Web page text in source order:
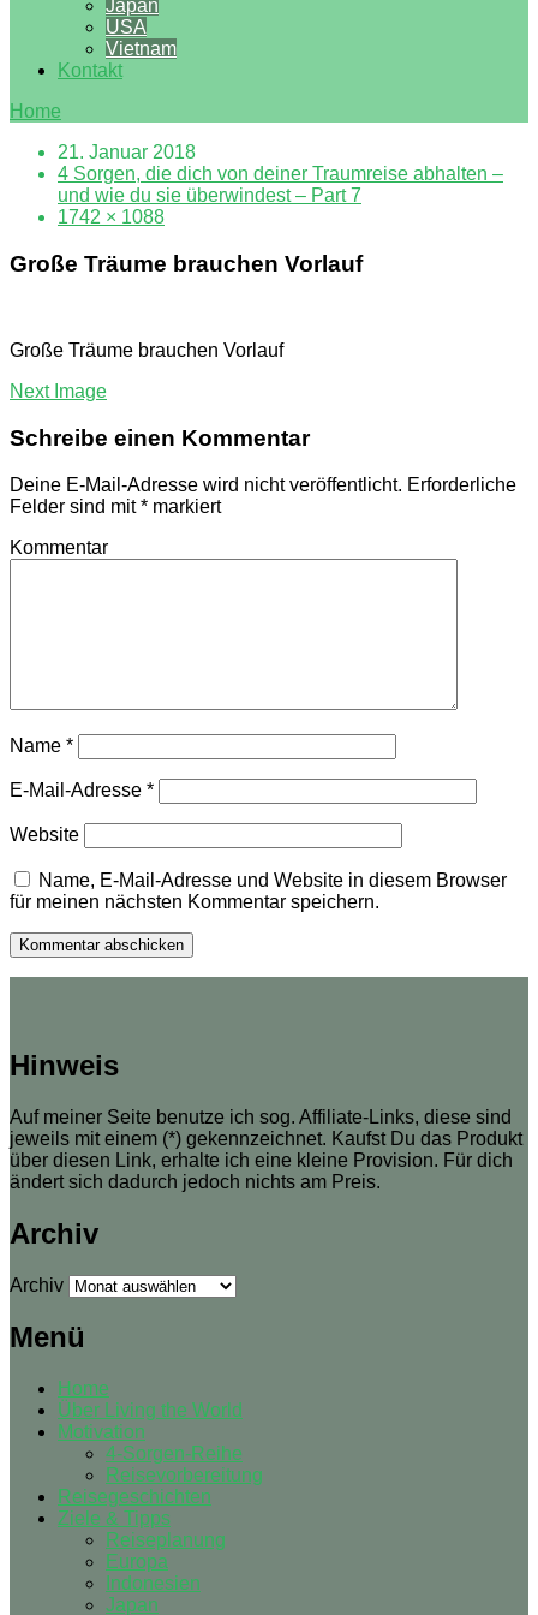
Japan
USA
Vietnam
Kontakt
Home
21. Januar 2018
4 Sorgen, die dich von deiner Traumreise abhalten –
und wie du sie überwindest – Part 7
1742 × 1088
Große Träume brauchen Vorlauf
Große Träume brauchen Vorlauf
Next Image
Schreibe einen Kommentar
Deine E-Mail-Adresse wird nicht veröffentlicht. Erforderliche
Felder sind mit* markiert
Kommentar
Name *
E-Mail-Adresse *
Website
Name, E-Mail-Adresse und Website in diesem Browser
für meinen nächsten Kommentar speichern.
Hinweis
Auf meiner Seite benutze ich sog. Affiliate-Links, diese sind
jeweils mit einem (*) gekennzeichnet. Kaufst Du das Produkt
über diesen Link, erhalte ich eine kleine Provision. Für dich
ändert sich dadurch jedoch nichts am Preis.
Archiv
Archiv
Menü
Home
Über Living the World
Motivation
4-Sorgen-Reihe
Reisevorbereitung
Reisegeschichten
Ziele & Tipps
Reiseplanung
Europa
Indonesien
Japan